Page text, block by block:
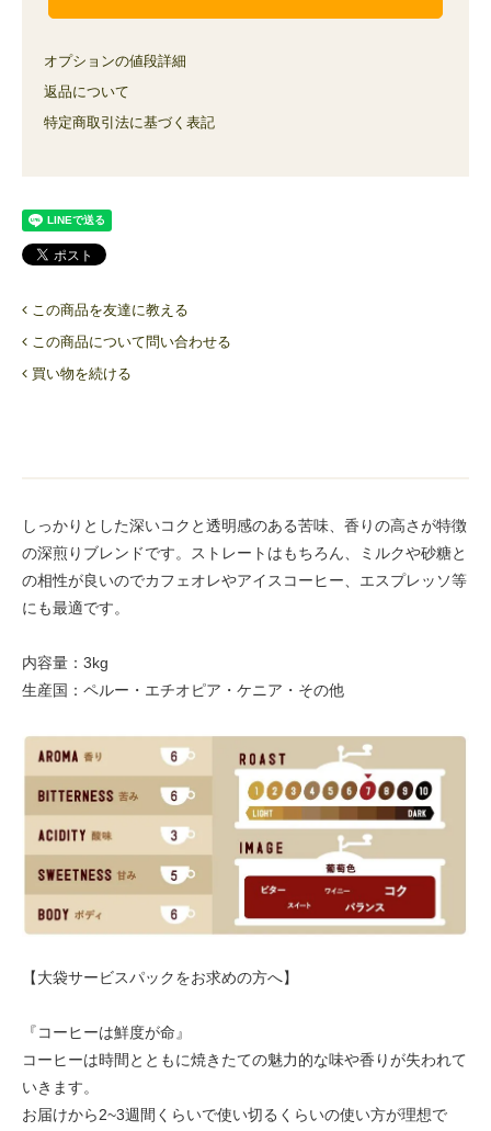
オプションの値段詳細
返品について
特定商取引法に基づく表記
この商品を友達に教える
この商品について問い合わせる
買い物を続ける
しっかりとした深いコクと透明感のある苦味、香りの高さが特徴
の深煎りブレンドです。ストレートはもちろん、ミルクや砂糖と
の相性が良いのでカフェオレやアイスコーヒー、エスプレッソ等
にも最適です。
内容量：3kg
生産国：ペルー・エチオピア・ケニア・その他
【大袋サービスパックをお求めの方へ】
『コーヒーは鮮度が命』
コーヒーは時間とともに焼きたての魅力的な味や香りが失われて
いきます。
お届けから2~3週間くらいで使い切るくらいの使い方が理想で